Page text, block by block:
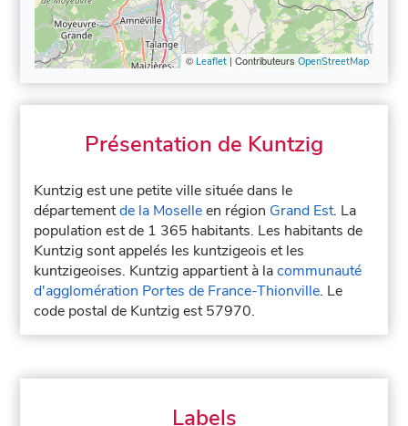
© Leaflet| Contributeurs OpenStreetMap
Présentation de Kuntzig
Kuntzig est une petite ville située dans le
départementde la Moselleen région Grand Est. La
population est de 1 365 habitants. Les habitants de
Kuntzig sont appelés les kuntzigeois et les
kuntzigeoises. Kuntzig appartient à lacommunauté
d'agglomération Portes de France-Thionville. Le
code postal de Kuntzig est 57970.
Labels